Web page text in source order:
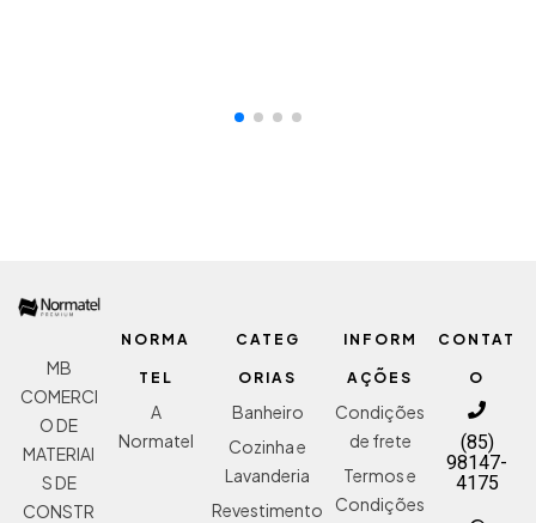
MB
COMERCI
O DE
MATERIAI
S DE
CONSTR
NORMA
TEL
A
Normatel
CATEG
ORIAS
Banheiro
Cozinha e
Lavanderia
Revestimento
INFORM
AÇÕES
Condições
de frete
Termos e
Condições
CONTAT
O
(85)
98147-
4175